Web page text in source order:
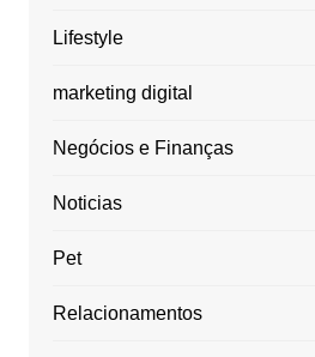
Lifestyle
marketing digital
Negócios e Finanças
Noticias
Pet
Relacionamentos